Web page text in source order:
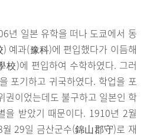
년 일본 유학을 떠나 도쿄에서 동
예과(豫科)에 편입했다가 이듬해
)에 편입하여 수학하였다. 그러
포기하고 귀국하였다. 학업을 포
권이었는데도 불구하고 일본인 학
을 받았기 때문이다. 1910년 2월
29일 금산군수(錦山郡守)로 재